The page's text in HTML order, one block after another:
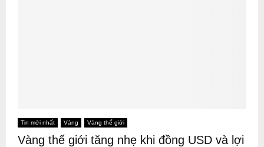
Tin mới nhất Vàng Vàng thế giới
Vàng thế giới tăng nhẹ khi đồng USD và lợi